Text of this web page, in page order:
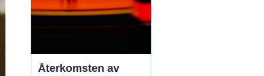
Återkomsten av